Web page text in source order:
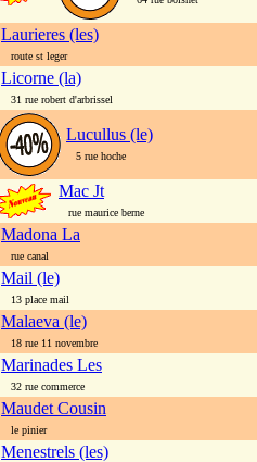
Laurieres (les)
route st leger
Licorne (la)
31 rue robert d'arbrissel
Lucullus (le)
5 rue hoche
Mac Jt
rue maurice berne
Madona La
rue canal
Mail (le)
13 place mail
Malaeva (le)
18 rue 11 novembre
Marinades Les
32 rue commerce
Maudet Cousin
le pinier
Menestrels (les)